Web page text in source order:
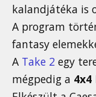
kalandjátéka is
A program
fantasy
A Take 2 egy
mégpedig a